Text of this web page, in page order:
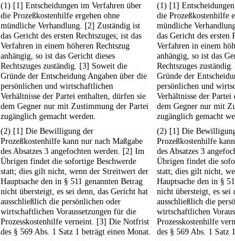
(1) [1] Entscheidungen im Verfahren über
die Prozeßkostenhilfe ergehen ohne
mündliche Verhandlung. [2] Zuständig ist
das Gericht des ersten Rechtszuges; ist das
Verfahren in einem höheren Rechtszug
anhängig, so ist das Gericht dieses
Rechtszuges zuständig. [3] Soweit die
Gründe der Entscheidung Angaben über die
persönlichen und wirtschaftlichen
Verhältnisse der Partei enthalten, dürfen sie
dem Gegner nur mit Zustimmung der Partei
zugänglich gemacht werden.
(1) [1]
die Prozeßkostenhilfe
mündliche
das Gericht des ersten
Verfahren in einem
anhängig, so ist das
Rechtszuges
Gründe der
persönlichen und
Verhältnisse der
dem Gegner nur mit
zugänglich gemacht
(2) [1] Die Bewilligung der
Prozeßkostenhilfe kann nur nach Maßgabe
des Absatzes 3 angefochten werden. [2] Im
Übrigen findet die sofortige Beschwerde
statt; dies gilt nicht, wenn der Streitwert der
Hauptsache den in § 511 genannten Betrag
nicht übersteigt, es sei denn, das Gericht hat
ausschließlich die persönlichen oder
wirtschaftlichen Voraussetzungen für die
Prozesskostenhilfe verneint. [3] Die Notfrist
des § 569 Abs. 1 Satz 1 beträgt einen Monat.
(2) [1] Die
Prozeßkostenhilfe
des Absatzes 3
Übrigen findet die
statt; dies gilt nicht,
Hauptsache den in §
nicht übersteigt, es sei
ausschließlich die
wirtschaftlichen
Prozesskostenhilfe
des § 569 Abs. 1 Satz